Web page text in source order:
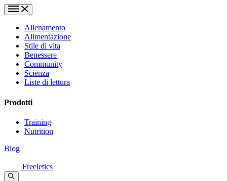
Allenamento
Alimentazione
Stile di vita
Benessere
Community
Scienza
Liste di lettura
Prodotti
Training
Nutrition
Blog
Freeletics